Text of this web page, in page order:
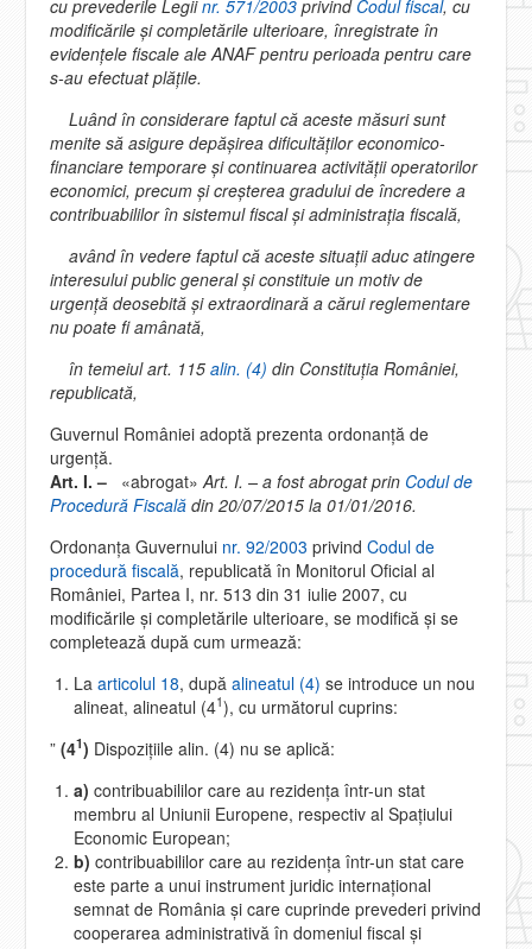
cu prevederile Legiinr. 571/2003 privind Codul fiscal, cu
modificările şi completările ulterioare, înregistrate în
evidenţele fiscale ale ANAF pentru perioada pentru care
s-au efectuat plăţile.
Luând în considerare faptul că aceste măsuri sunt
menite să asigure depăşirea dificultăţilor economico-
financiare temporare şi continuarea activităţii operatorilor
economici, precum şi creşterea gradului de încredere a
contribuabililor în sistemul fiscal şi administraţia fiscală,
având în vedere faptul că aceste situaţii aduc atingere
interesului public general şi constituie un motiv de
urgenţă deosebită şi extraordinară a cărui reglementare
nu poate fi amânată,
în temeiul art. 115alin. (4) din Constituţia României,
republicată,
Guvernul României adoptă prezenta ordonanţă de
urgenţă.
Art. I. – «abrogat»Art. I. – a fost abrogat prin Codul de
Procedură Fiscală din 20/07/2015 la 01/01/2016.
Ordonanţa Guvernului nr. 92/2003 privindCodul de
procedură fiscală, republicată în Monitorul Oficial al
României, Partea I, nr. 513 din 31 iulie 2007, cu
modificările şi completările ulterioare, se modifică şi se
completează după cum urmează:
Laarticolul 18, dupăalineatul (4) se introduce un nou
alineat, alineatul (41), cu următorul cuprins:
”(41) Dispoziţiile alin. (4) nu se aplică:
a) contribuabililor care au rezidenţa într-un stat
membru al Uniunii Europene, respectiv al Spaţiului
Economic European;
b) contribuabililor care au rezidenţa într-un stat care
este parte a unui instrument juridic internaţional
semnat de România şi care cuprinde prevederi privind
cooperarea administrativă în domeniul fiscal şi